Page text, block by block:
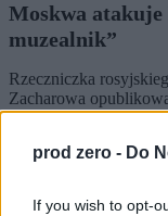
prod zero - Do
If you wish to opt-
Moskwa atakuje
muzealnik”
Rzeczniczka
Zacharowa
Nawrockiemu.
nazwała „gdańskim